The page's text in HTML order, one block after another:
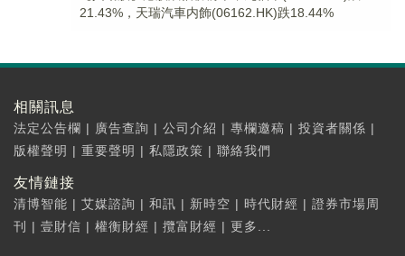
21.43%，天瑞汽車内飾(06162.HK)跌18.44%
相關訊息
法定公告欄 | 廣告查詢 | 公司介紹 | 專欄邀稿 | 投資者關係 |
版權聲明 | 重要聲明 | 私隱政策 | 聯絡我們
友情鏈接
清博智能 | 艾媒諮詢 | 和訊 | 新時空 | 時代財經 | 證券市場周
刊
| 壹財信 | 權衡財經 | 攬富財經 | 更多...